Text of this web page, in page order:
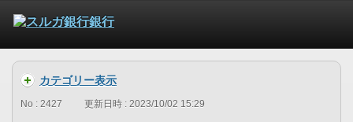
カテゴリー表示
No : 2427 更新日時 : 2023/10/02 15:29